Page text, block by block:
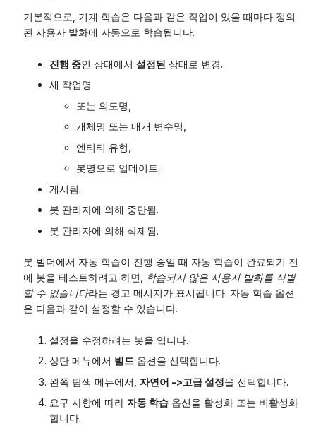
기본적으로, 기계 학습은 다음과 같은 작업이 있을 때마다 정의
된 사용자 발화에 자동으로 학습됩니다.
진행 중인 상태에서 설정된 상태로 변경.
새 작업명
또는 의도명,
개체명 또는 매개 변수명,
엔티티 유형,
봇명으로 업데이트.
게시됨.
봇 관리자에 의해 중단됨.
봇 관리자에 의해 삭제됨.
봇 빌더에서 자동 학습이 진행 중일 때 자동 학습이 완료되기 전
에 봇을 테스트하려고 하면,
학습되지 않은 사용자 발화를 식별
할 수 없습니다라는 경고 메시지가 표시됩니다. 자동 학습 옵션
은 다음과 같이 설정할 수 있습니다.
설정을 수정하려는 봇을 엽니다.
상단 메뉴에서 빌드 옵션을 선택합니다.
왼쪽 탐색 메뉴에서, 자연어 ->고급 설정을 선택합니다.
요구 사항에 따라 자동 학습 옵션을 활성화 또는 비활성화
합니다.